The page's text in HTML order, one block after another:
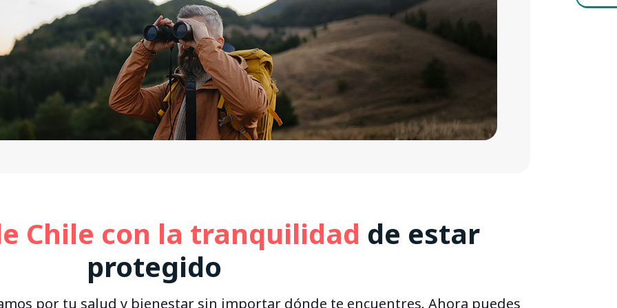
Bienestar Dental
Protección Cesantía
Invalidez accidental
Ambulancia
Chile con la tranquilidad de estar
protegido
por tu salud y bienestar sin importar dónde te encuentres. Ahora puedes